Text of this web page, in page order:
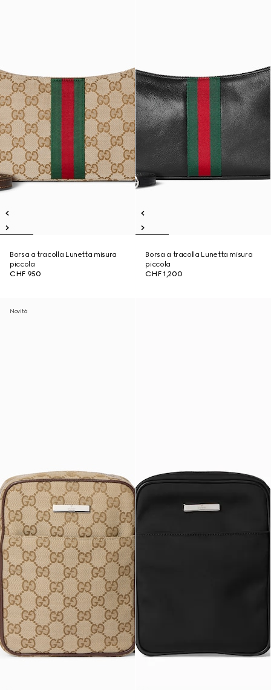
Borsa a tracolla Lunetta misura
piccola
CHF 950
Borsa a tracolla Lunetta misura
piccola
CHF 1,200
Novità